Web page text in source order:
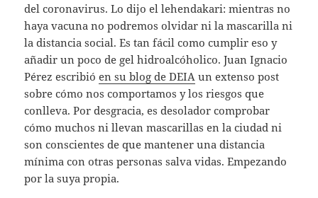
del coronavirus. Lo dijo el lehendakari: mientras no
haya vacuna no podremos olvidar ni la mascarilla ni
la distancia social. Es tan fácil como cumplir eso y
añadir un poco de gel hidroalcóholico. Juan Ignacio
Pérez escribióen su blog de DEIA un extenso post
sobre cómo nos comportamos y los riesgos que
conlleva. Por desgracia, es desolador comprobar
cómo muchos ni llevan mascarillas en la ciudad ni
son conscientes de que mantener una distancia
mínima con otras personas salva vidas. Empezando
por la suya propia.